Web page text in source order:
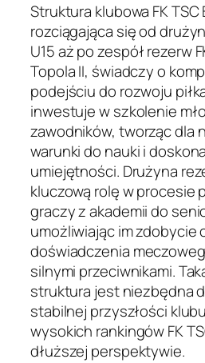
Struktura klubowa FK TSC
rozciągająca się od
U15 aż po zespół rezerw
Topola II, świadczy o
podejściu do rozwoju
inwestuje w szkolenie
zawodników, tworząc dla
warunki do nauki i
umiejętności. Drużyna
kluczową rolę w procesie
graczy z akademii do
umożliwiając im zdobycie
doświadczenia
silnymi przeciwnikami.
struktura jest niezbędna
stabilnej przyszłości
wysokich rankingów FK
dłuższej perspektywie.